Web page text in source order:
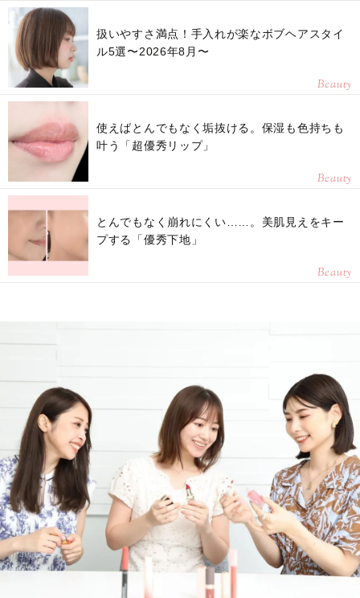
扱いやすさ満点！手入れが楽なボブヘアスタイ
ル5選〜2026年8月〜
Beauty
使えばとんでもなく垢抜ける。保湿も色持ちも
叶う「超優秀リップ」
Beauty
とんでもなく崩れにくい……。美肌見えをキー
プする「優秀下地」
Beauty